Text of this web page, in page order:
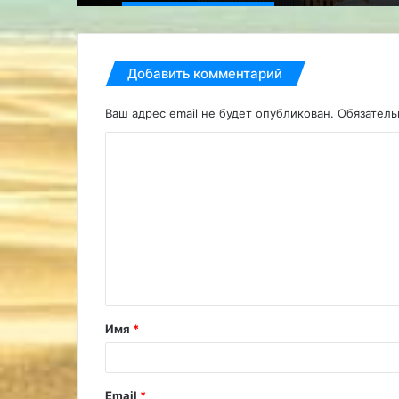
Добавить комментарий
Ваш адрес email не будет опубликован.
т
а
Имя *
Email *